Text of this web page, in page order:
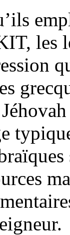
les